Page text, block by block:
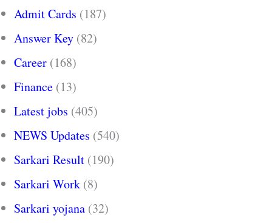
Admit Cards (187)
Answer Key (82)
Career (168)
Finance (13)
Latest jobs (405)
NEWS Updates (540)
Sarkari Result (190)
Sarkari Work (8)
Sarkari yojana (32)